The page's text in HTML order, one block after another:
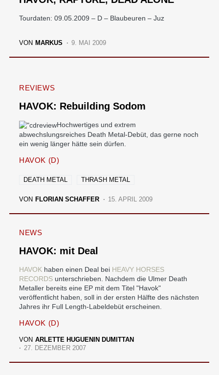
Tourdaten: 09.05.2009 – D – Blaubeuren – Juz
VON MARKUS 9. MAI 2009
REVIEWS
HAVOK: Rebuilding Sodom
Hochwertiges und extrem
abwechslungsreiches Death Metal-Debüt, das gerne noch
ein wenig länger hätte sein dürfen.
HAVOK (D)
DEATH METAL THRASH METAL
VON FLORIAN SCHAFFER 15. APRIL 2009
NEWS
HAVOK: mit Deal
HAVOK haben einen Deal bei HEAVY HORSES
RECORDS unterschrieben. Nachdem die Ulmer Death
Metaller bereits eine EP mit dem Titel "Havok"
veröffentlicht haben, soll in der ersten Hälfte des nächsten
Jahres ihr Full Length-Labeldebüt erscheinen.
HAVOK (D)
VON ARLETTE HUGUENIN DUMITTAN
27. DEZEMBER 2007